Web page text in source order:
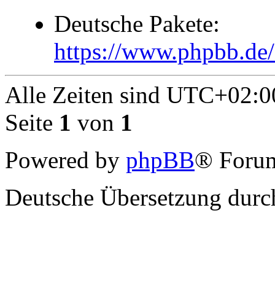
Deutsche Pakete:
https://
Alle Zeiten sind
Seite 1 von 1
Powered by phpBB®
Deutsche Übersetzung